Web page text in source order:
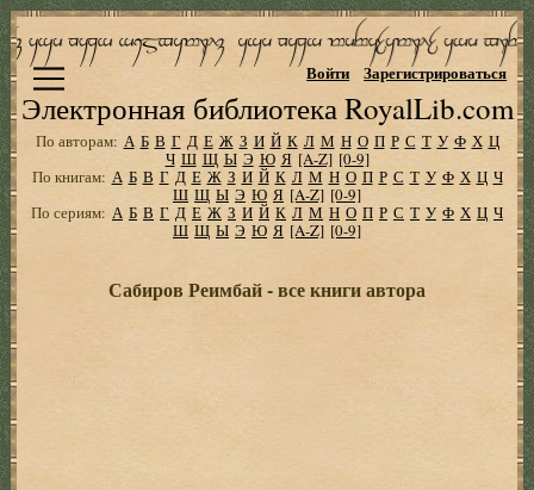
Электронная библиотека RoyalLib.com
Войти Зарегистрироваться
По авторам: А Б В Г Д Е Ж З И Й К Л М Н О П Р С Т У Ф Х Ц
Ч Ш Щ Ы Э Ю Я [A-Z] [0-9]
По книгам: А Б В Г Д Е Ж З И Й К Л М Н О П Р С Т У Ф Х Ц Ч
Ш Щ Ы Э Ю Я [A-Z] [0-9]
По сериям: А Б В Г Д Е Ж З И Й К Л М Н О П Р С Т У Ф Х Ц Ч
Ш Щ Ы Э Ю Я [A-Z] [0-9]
Сабиров Реимбай - все книги автора